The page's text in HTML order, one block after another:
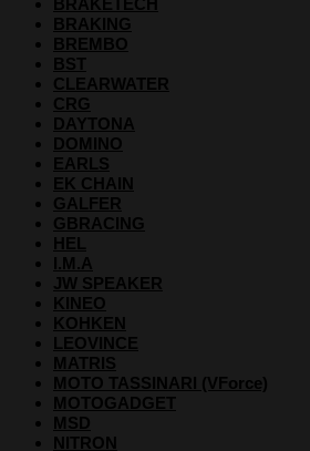
BRAKING
BREMBO
BST
CLEARWATER
CRG
DAYTONA
DOMINO
EARLS
EK CHAIN
GALFER
GBRACING
HEL
I.M.A
JW SPEAKER
KINEO
KOHKEN
LEOVINCE
MATRIS
MOTO TASSINARI (VForce)
MOTOGADGET
MSD
NITRON